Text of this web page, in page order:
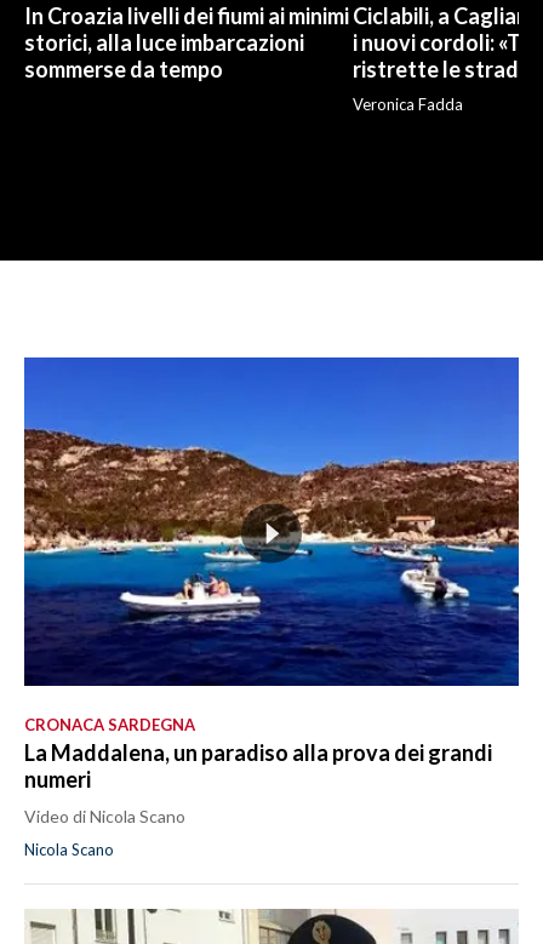
In Croazia livelli dei fiumi ai minimi
storici, alla luce imbarcazioni
sommerse da tempo
Ciclabili, a Cagliari
i nuovi cordoli:
ristrette le strade»
Veronica Fadda
CRONACA SARDEGNA
La Maddalena, un paradiso alla prova dei grandi
numeri
Video di Nicola Scano
Nicola Scano